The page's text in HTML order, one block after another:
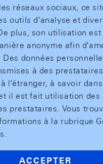
réseaux sociaux, ce
outils d'analyse et
plus, son utilisation est
anonyme afin
données
à des
l'étranger, à savoir
il est fait utilisation des
prestataires. Vous
à la rubrique
ACCEPTER